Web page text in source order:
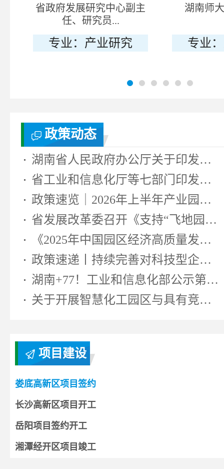
省政府发展研究中心副主
任、研究员...
专业：产业研究
湖南师
专业
政策动态
湖南省人民政府办公厅关于印发《湖...
省工业和信息化厅等七部门印发《湖...
政策速览｜2026年上半年产业园区相...
省发展改革委召开《支持“飞地园区...
《2025年中国园区经济高质量发展研...
政策速递丨持续完善对科技型企业...
湖南+77！工业和信息化部公示第七...
关于开展智慧化工园区与具有竞争...
项目建设
娄底高新区项目签约
长沙高新区项目开工
岳阳项目签约开工
湘潭经开区项目竣工